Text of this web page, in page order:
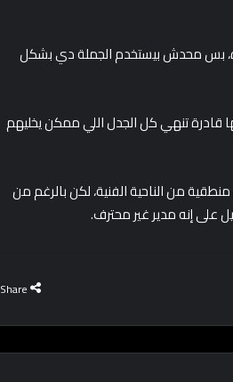
ده، بس محدش بيستخدم الجملة دي بشكل
قادرة تنهي كل الجدل اللي ممكن يخليهم
من الناحية الفنية، لكن بالرغم من
على إنه مدير غير محترف.
Share